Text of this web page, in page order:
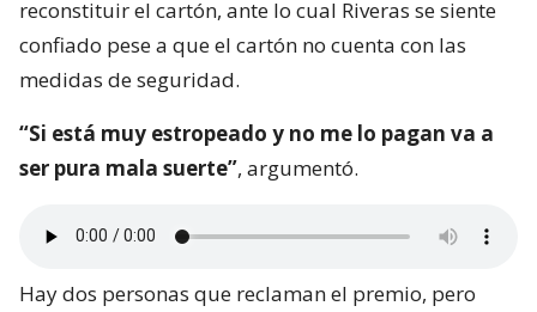
reconstituir el cartón, ante lo cual Riveras se siente
confiado pese a que el cartón no cuenta con las
medidas de seguridad.
“Si está muy estropeado y no me lo pagan va a
ser pura mala suerte”, argumentó.
Hay dos personas que reclaman el premio, pero